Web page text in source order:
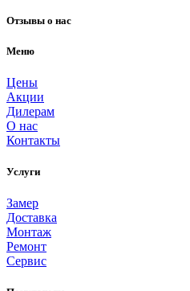
Отзывы о нас
Меню
Цены
Акции
Дилерам
О нас
Контакты
Услуги
Замер
Доставка
Монтаж
Ремонт
Сервис